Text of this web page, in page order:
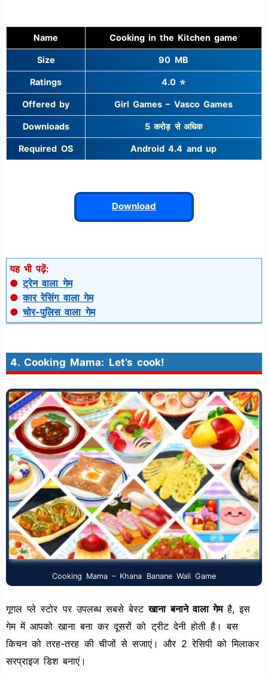
Name Cooking in the Kitchen game
Size 90 MB
Ratings 4.0 ⭐
Offered by Girl Games – Vasco Games
Downloads 5 करोड़ से अधिक
Required OS Android 4.4 and up
Download
यह भी पढ़ें:
●ट्रेन वाला गेम
●कार रेसिंग वाला गेम
●चोर-पुलिस वाला गेम
4. Cooking Mama: Let’s cook!
Cooking Mama – Khana Banane Wali Game
गूगल प्ले स्टोर पर उपलब्ध सबसे बेस्टखाना बनाने वाला गेमहै, इस
गेम में आपको खाना बना कर दूसरों को ट्रीट देनी होती है। बस
किचन को तरह-तरह की चीजों से सजाएं। और 2 रेसिपी को मिलाकर
सरप्राइज डिश बनाएं।